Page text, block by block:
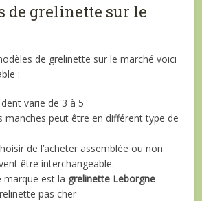
de grelinette sur le
de grelinette sur le marché voici
:
varie de 3 à 5
manches peut être en différent type de
de l’acheter assemblée ou non
être interchangeable.
marque est la grelinette Leborgne
pas cher